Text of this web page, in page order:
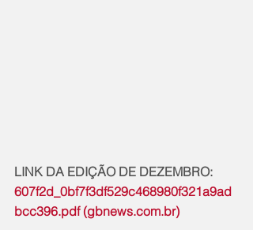
LINK DA EDIÇÃO DE DEZEMBRO:
607f2d_0bf7f3df529c468980f321a9ad
bcc396.pdf (gbnews.com.br)